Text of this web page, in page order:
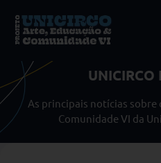
UNICIRCO
As principais notícias sobre
Comunidade VI da